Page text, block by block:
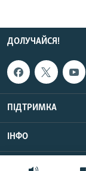
ДОЛУЧАЙСЯ!
ПІДТРИМКА
ІНФО